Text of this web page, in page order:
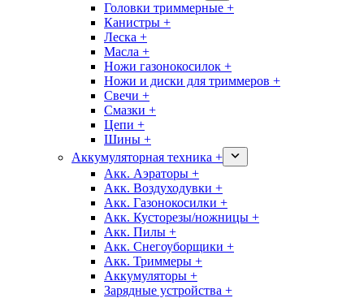
Головки триммерные +
Канистры +
Леска +
Масла +
Ножи газонокосилок +
Ножи и диски для триммеров +
Свечи +
Смазки +
Цепи +
Шины +
Аккумуляторная техника +
Акк. Аэраторы +
Акк. Воздуходувки +
Акк. Газонокосилки +
Акк. Кусторезы/ножницы +
Акк. Пилы +
Акк. Снегоуборщики +
Акк. Триммеры +
Аккумуляторы +
Зарядные устройства +